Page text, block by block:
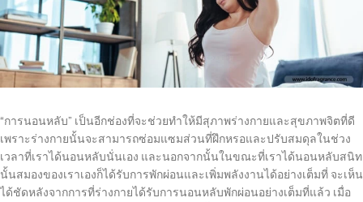
“การนอนหลับ” เป็นอีกช่องที่จะช่วยทำให้มีสุภาพร่างกายและสุขภาพจิตที่ดี
เพราะร่างกายนั้นจะสามารถซ่อมแซมส่วนที่ฝึกหรอและปรับสมดุลในช่วง
เวลาที่เราได้นอนหลับนั่นเอง และนอกจากนั้นในขณะที่เราได้นอนหลับสนิท
นั้นสมองของเราเองก็ได้รับการพักผ่อนและเพิ่มพลังงานได้อย่างเต็มที่ จะเห็น
ได้ชัดหลังจากการที่ร่างกายได้รับการนอนหลับพักผ่อนอย่างเต็มที่แล้ว เมื่อ